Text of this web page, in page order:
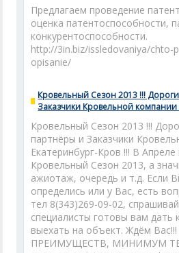
Предлагаем проведение
оценка патентоспособности,
конкурентоспособности.
http://3in.biz/issledovaniya/chto-
opisanie/
Кровельный Сезон 2013 !!!
Заказчики Кровельной компании
Кровельный Сезон 2013 !!!
партнёры и Заказчики
Екатеринбург-Кров !!! В
Кровельный Сезон 2013, а
ажиотаж, очередь и т.д. Если
определись или у Вас, есть
тел 8(343)269-09-02,
специалисты готовы вам дать
выехать на объект. Ждём
ПРЕИМУЩЕСТВ, МИНИМУМ